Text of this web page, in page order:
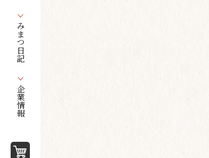
みまつ日記
企業情報